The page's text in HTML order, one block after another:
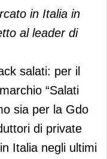
in Italia in
al leader di
salati: per il
“Salati
sia per la Gdo
di private
Italia negli ultimi